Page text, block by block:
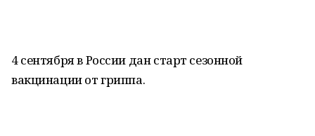
4 сентября в России дан старт сезонной
вакцинации от гриппа.